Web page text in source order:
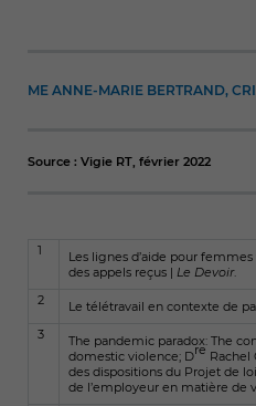
ME ANNE-MARIE BERTRAND,
Source : Vigie RT, février 2022
1
Les lignes d’aide pour
des appels reçus | Le Devoir.
2
Le télétravail en contexte de
3
The pandemic paradox: The
domestic violence; Dre Rachel
des dispositions du Projet de
de l’employeur en matière de